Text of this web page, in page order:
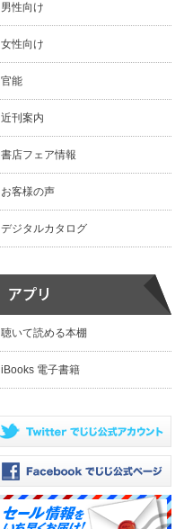
男性向け
女性向け
官能
近刊案内
書店フェア情報
お客様の声
デジタルカタログ
聴いて読める本棚
iBooks 電子書籍